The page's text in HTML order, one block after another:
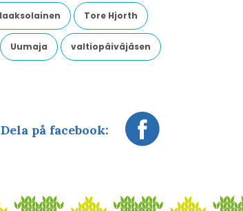
Tore Hjorth
Uumaja valtiopäiväjäsen
Dela på facebook: